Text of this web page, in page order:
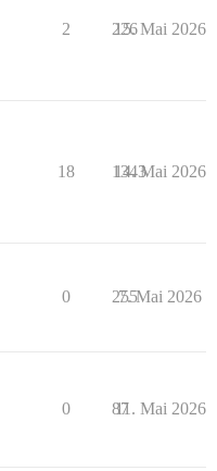
2 226
15. Mai 2026
18 1343
14. Mai 2026
0 255
7. Mai 2026
0 87
11. Mai 2026